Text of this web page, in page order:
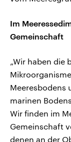
Im
Gemeinschaft
„Wir haben die
Meeresbodens
marinen
Wir finden im
Gemeinschaft
denen an der